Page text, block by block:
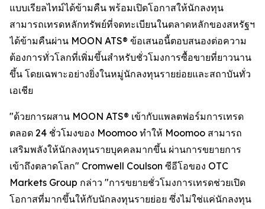
แบบเรียลไทม์ได้ข้ามคืน พร้อมเปิดโอกาสให้นักลงทุน
สามารถเทรดหลักทรัพย์ที่จดทะเบียนในตลาดหลักของสหรัฐฯ
ได้ข้ามคืนผ่าน MOON ATS® ข้อเสนอนี้ตอบสนองต่อความ
ต้องการทั่วโลกที่เพิ่มขึ้นสำหรับชั่วโมงการซื้อขายที่ยาวนาน
ขึ้น โดยเฉพาะอย่างยิ่งในหมู่นักลงทุนรายย่อยและสถาบันทั่ว
เอเชีย
"ด้วยการผสาน MOON ATS® เข้ากับแพลตฟอร์มการเทรด
ตลอด 24 ชั่วโมงของ Moomoo ทำให้ Moomoo สามารถ
เสริมพลังให้นักลงทุนรายบุคคลมากขึ้น ผ่านการขยายการ
เข้าถึงตลาดโลก" Cromwell Coulson ซีอีโอของ OTC
Markets Group กล่าว "การขยายชั่วโมงการเทรดช่วยเปิด
โอกาสที่มากขึ้นให้กับนักลงทุนรายย่อย ซึ่งไม่ใช่แค่นักลงทุน